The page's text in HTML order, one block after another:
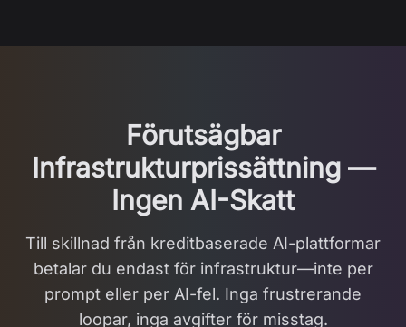
Förutsägbar
Infrastrukturprissättning —
Ingen AI-Skatt
Till skillnad från kreditbaserade AI-plattformar
betalar du endast för infrastruktur—inte per
prompt eller per AI-fel. Inga frustrerande
loopar, inga avgifter för misstag.